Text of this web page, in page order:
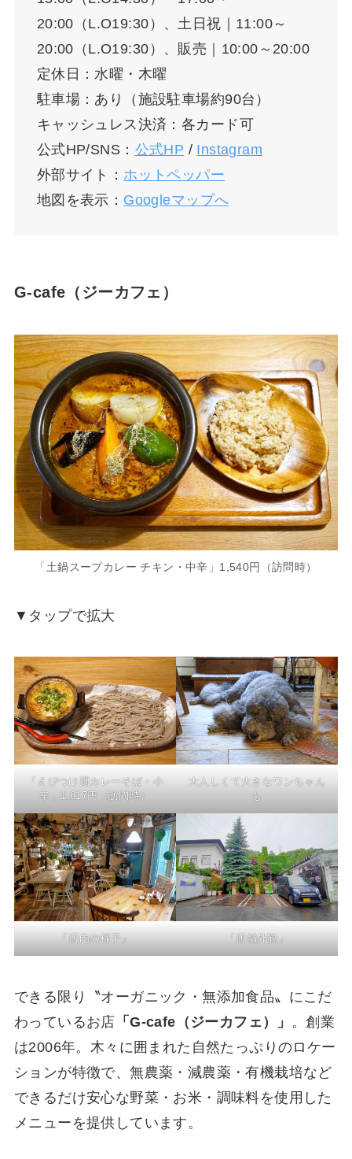
20:00（L.O19:30）、土日祝｜11:00～
20:00（L.O19:30）、販売｜10:00～20:00
定休日：水曜・木曜
駐車場：あり（施設駐車場約90台）
キャッシュレス決済：各カード可
公式HP/SNS： 公式HP / Instagram
外部サイト： ホットペッパー
地図を表示： Googleマップへ
G-cafe（ジーカフェ）
「土鍋スープカレー チキン・中辛」1,540円（訪問時）
▼タップで拡大
「えびつけ麺カレーそば・小
辛」1,617円（訪問時）
大人しくて大きなワンちゃん
も
「店内の様子」 「店舗外観」
できる限り〝オーガニック・無添加食品〟にこだ
わっているお店 「G-cafe（ジーカフェ）」 。創業
は2006年。木々に囲まれた自然たっぷりのロケー
ションが特徴で、無農薬・減農薬・有機栽培など
できるだけ安心な野菜・お米・調味料を使用した
メニューを提供しています。